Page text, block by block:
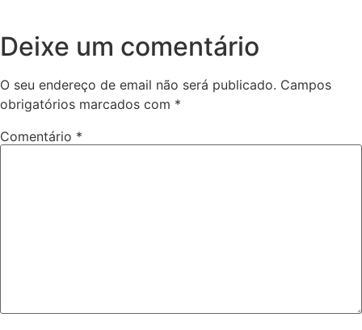
Deixe um comentário
O seu endereço de email não será publicado. Campos
obrigatórios marcados com *
Comentário *